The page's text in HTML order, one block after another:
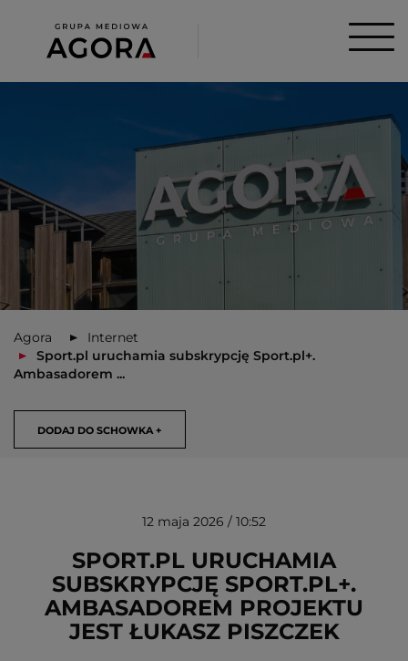
Agora
Internet
Sport.pl uruchamia subskrypcję Sport.pl+.
Ambasadorem ...
DODAJ DO SCHOWKA +
USUŃ ZE SCHOWKA
12 maja 2026 / 10:52
SPORT.PL URUCHAMIA
SUBSKRYPCJĘ SPORT.PL+.
AMBASADOREM PROJEKTU
JEST ŁUKASZ PISZCZEK